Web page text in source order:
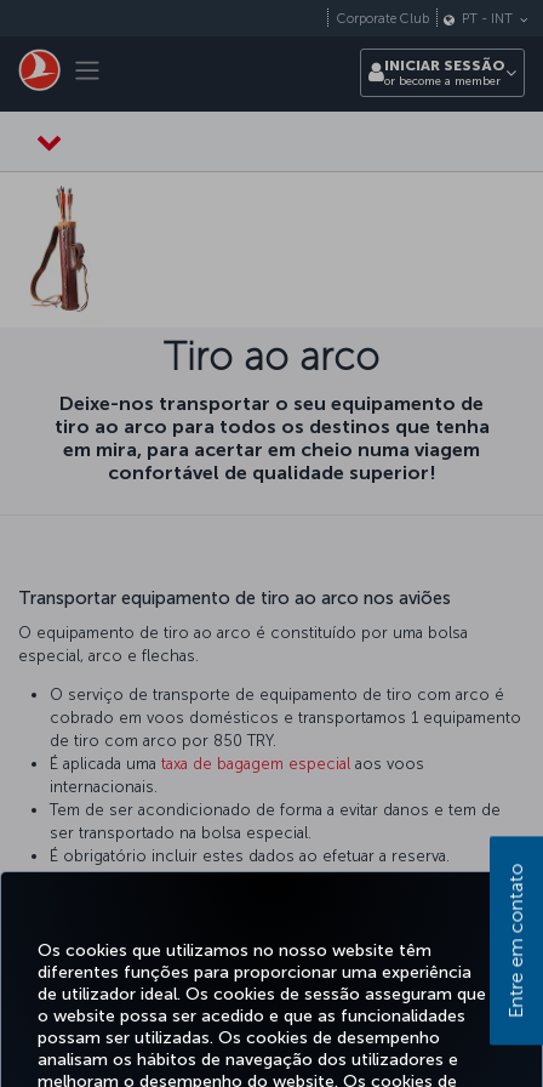
Os cookies que utilizamos no nosso website têm
diferentes funções para proporcionar uma experiência
de utilizador ideal. Os cookies de sessão asseguram que
o website possa ser acedido e que as funcionalidades
possam ser utilizadas. Os cookies de desempenho
analisam os hábitos de navegação dos utilizadores e
melhoram o desempenho do website. Os cookies de
Toggle navigation
Corporate Club PT - INT
INICIAR SESSÃO
or become a member
Tiro ao arco
Deixe-nos transportar o seu equipamento de
tiro ao arco para todos os destinos que tenha
em mira, para acertar em cheio numa viagem
confortável de qualidade superior!
Transportar equipamento de tiro ao arco nos aviões
O equipamento de tiro ao arco é constituído por uma bolsa
especial, arco e flechas.
O serviço de transporte de equipamento de tiro com arco é
cobrado em voos domésticos e transportamos 1 equipamento
de tiro com arco por 850 TRY.
É aplicada uma taxa de bagagem especial aos voos
internacionais.
Tem de ser acondicionado de forma a evitar danos e tem de
ser transportado na bolsa especial.
É obrigatório incluir estes dados ao efetuar a reserva.
durante a reserva. O equipamento que não apresente as
dimensões adequadas é transportado em aviões de transporte
de carga.
Entre em contato